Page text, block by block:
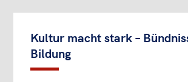
Kultur macht stark –
Bildung